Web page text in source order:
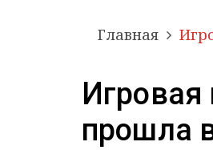
Главная
Игровая
прошла